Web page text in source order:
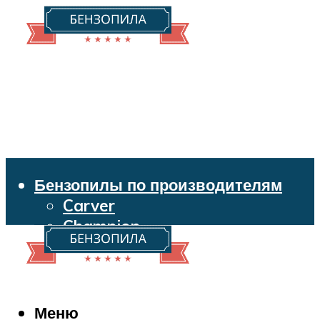
Бензопилы по производителям
Carver
Champion
Echo
Husqvarna
Makita
Меню